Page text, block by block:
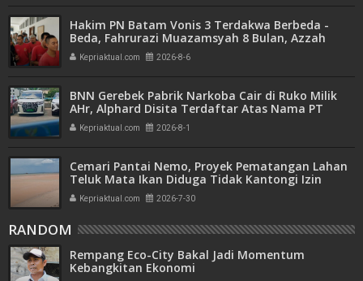
Hakim PN Batam Vonis 3 Terdakwa Berbeda -
Beda, Fahrurazi Muazamsyah 8 Bulan, Azzah
Azzurah dan Risma Divonis 2 Tahun 6 Bulan
Kepriaktual.com 2026-8-6
BNN Gerebek Pabrik Narkoba Cair di Ruko Milik
AHr, Alphard Disita Terdaftar Atas Nama PT
Mitra Usaha Properti
Kepriaktual.com 2026-8-1
Cemari Pantai Nemo, Proyek Pematangan Lahan
Teluk Mata Ikan Diduga Tidak Kantongi Izin
Amdal
Kepriaktual.com 2026-7-30
RANDOM
Rempang Eco-City Bakal Jadi Momentum
Kebangkitan Ekonomi